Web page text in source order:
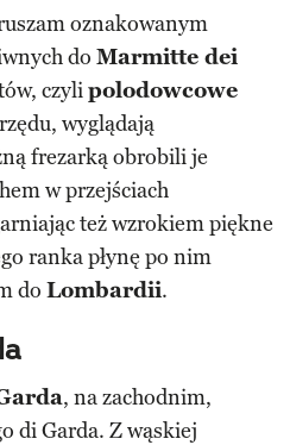
oznakowanym
do Marmitte dei
czylipolodowcowe
wyglądają
frezarką obrobili je
w przejściach
też wzrokiem piękne
ranka płynę po nim
do Lombardii.
, na zachodnim,
di Garda. Z wąskiej